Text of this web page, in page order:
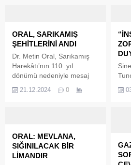
ORAL, SARIKAMIŞ
ŞEHİTLERİNİ ANDI
Dr. Metin Oral, Sarıkamış
Harekâtı’nın 110. yıl
dönümü nedeniyle mesaj
Sarıkamış şehitlerini rahmet
Aralık 1914-15 Ocak 1915
tarihlerinde Sarıkamış’taki
Allahuekber Dağları’nda,
21.12.2024 0
ORAL: MEVLANA,
SIĞINILACAK BİR
LİMANDIR